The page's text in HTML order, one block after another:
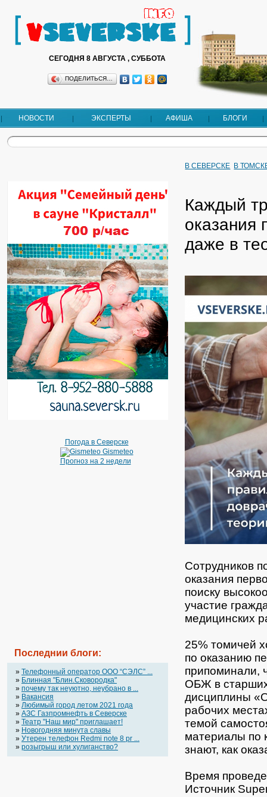
СЕГОДНЯ 8 АВГУСТА , СУББОТА
ПОДЕЛИТЬСЯ…
НОВОСТИ ЭКСПЕРТЫ АФИША БЛОГИ
Погода в Северске
Gismeteo
Прогноз на 2 недели
Последнии блоги:
» Телефонный оператор OOO “СЭЛС” ...
» Блинная "Блин.Сковородка"
» почему так неуютно, неубрано в ...
» Вакансия
» Любимый город летом 2021 года
» АЗС Газпромнефть в Северске
» Театр "Наш мир" приглашает!
» Новогодняя минута славы
» Утерен телефон Redmi note 8 pr ...
» розыгрыш или хулиганство?
В СЕВЕРСКЕ В
Каждый
оказания
даже в
Сотрудников
оказания
поиску
участие
медицинских
25% томичей
по оказанию
припоминали,
ОБЖ в старших
дисциплины
рабочих
темой
материалы по
знают, как
Время
Источник